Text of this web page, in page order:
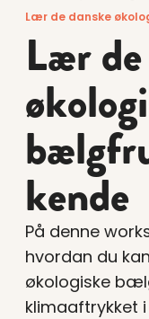
Lær de danske
Lær
kende
På denne
hvordan du
økologiske
klimaaftrykket